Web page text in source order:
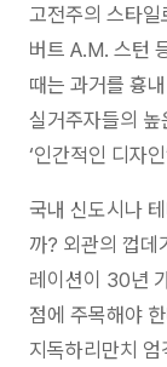
고전주의 스타
버트 A.M. 스턴
때는 과거를 흉
실거주자들의
‘인간적인 디자
국내 신도시나
까? 외관의 껍데
레이션이 30년
점에 주목해야
지독하리만치